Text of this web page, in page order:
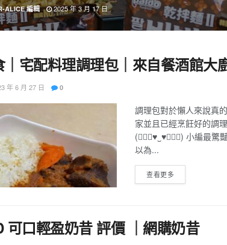
ALICE 編輯 2025 年 3 月 17 日
宅配料理調理包｜來自餐酒館大
年 6 月 27 日 0
調理包對於懶人來說真
家並且已經烹飪好的調
(๑⃙⃘♥ ♥๑⃙⃘) 小編最驚豔
以為...
查看更多
可口輕盈奶昔 評價 ｜網購奶昔